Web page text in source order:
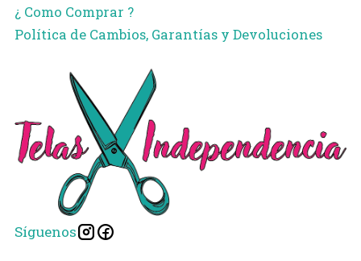
¿ Como Comprar ?
Política de Cambios, Garantías y Devoluciones
Síguenos